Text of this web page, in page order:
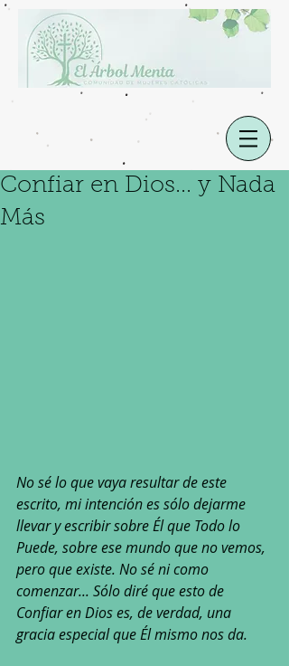
Confiar en Dios... y Nada
Más
No sé lo que vaya resultar de este
escrito, mi intención es sólo dejarme
llevar y escribir sobre Él que Todo lo
Puede, sobre ese mundo que no vemos,
pero que existe. No sé ni como
comenzar... Sólo diré que esto de
Confiar en Dios es, de verdad, una
gracia especial que Él mismo nos da.